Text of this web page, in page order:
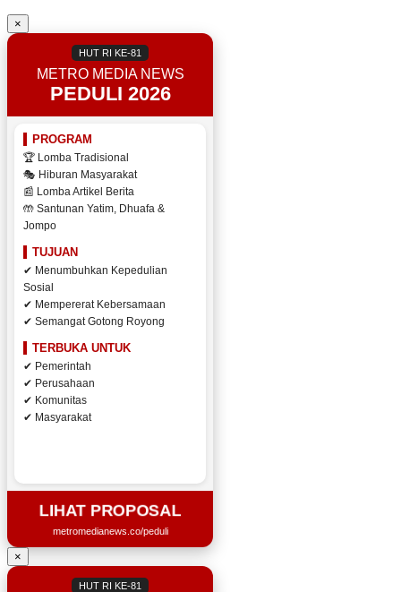
×
HUT RI KE-81
METRO MEDIA NEWS
PEDULI 2026
PROGRAM
🏆 Lomba Tradisional
🎭 Hiburan Masyarakat
📰 Lomba Artikel Berita
🤲 Santunan Yatim, Dhuafa &
Jompo
TUJUAN
✔ Menumbuhkan Kepedulian
Sosial
✔ Mempererat Kebersamaan
✔ Semangat Gotong Royong
TERBUKA UNTUK
✔ Pemerintah
✔ Perusahaan
✔ Komunitas
✔ Masyarakat
LIHAT PROPOSAL
metromedianews.co/peduli
×
HUT RI KE-81